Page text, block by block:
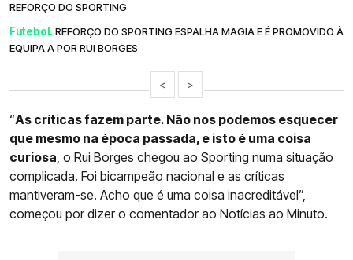
REFORÇO DO SPORTING
Futebol. REFORÇO DO SPORTING ESPALHA MAGIA E É PROMOVIDO À
EQUIPA A POR RUI BORGES
< >
“As críticas fazem parte. Não nos podemos esquecer
que mesmo na época passada, e isto é uma coisa
curiosa, o Rui Borges chegou ao Sporting numa situação
complicada. Foi bicampeão nacional e as críticas
mantiveram-se. Acho que é uma coisa inacreditável”,
começou por dizer o comentador ao Notícias ao Minuto.